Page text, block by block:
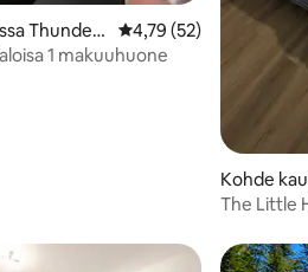
Thunder
Keskimääräinen arvio
4,79 (52)
1 makuuhuone
Kohde
Bay
The Little